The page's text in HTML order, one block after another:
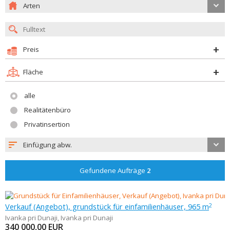
Arten
Preis
Fläche
alle
Realitätenbüro
Privatinsertion
Einfügung abw.
Gefundene Aufträge 2
Verkauf (Angebot), grundstück für einfamilienhäuser, 965 m2
Ivanka pri Dunaji, Ivanka pri Dunaji
340 000,00 EUR